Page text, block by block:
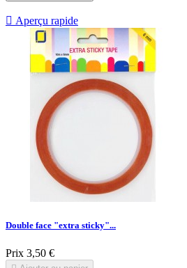
 Aperçu rapide
Double face "extra sticky"...
Prix 3,50 €